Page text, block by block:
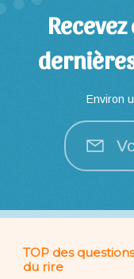
Environ
TOP des
du rire